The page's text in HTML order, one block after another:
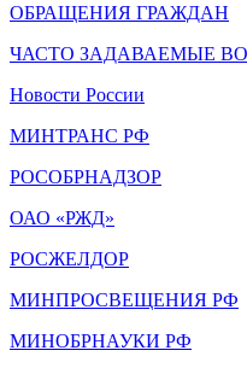
ОБРАЩЕНИЯ ГРАЖДАН
ЧАСТО ЗАДАВАЕМЫЕ
Новости России
МИНТРАНС РФ
РОСОБРНАДЗОР
ОАО «РЖД»
РОСЖЕЛДОР
МИНПРОСВЕЩЕНИЯ РФ
МИНОБРНАУКИ РФ